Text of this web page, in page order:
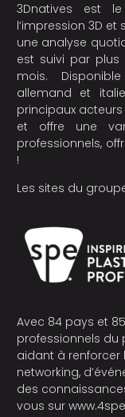
3Dnatives est
l’impression 3D
une analyse
est suivi par plus
mois.
allemand et
principaux
et offre une
professionnels,
!
Les sites du
Avec 84 pays et
professionnels du
aidant à renforcer
networking,
des
vous sur